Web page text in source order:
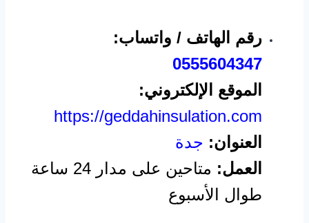
رقم الهاتف / واتساب:
0555604347
الموقع الإلكتروني:
https://geddahinsulation.com
العنوان: جدة
العمل:
متاحين على مدار 24 ساعة
طوال الأسبوع